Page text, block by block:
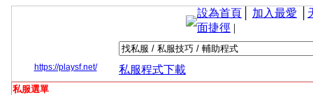
https://playsf.net/
設為首頁 加入最愛
面捷徑 |
私服程式下載
私服選單